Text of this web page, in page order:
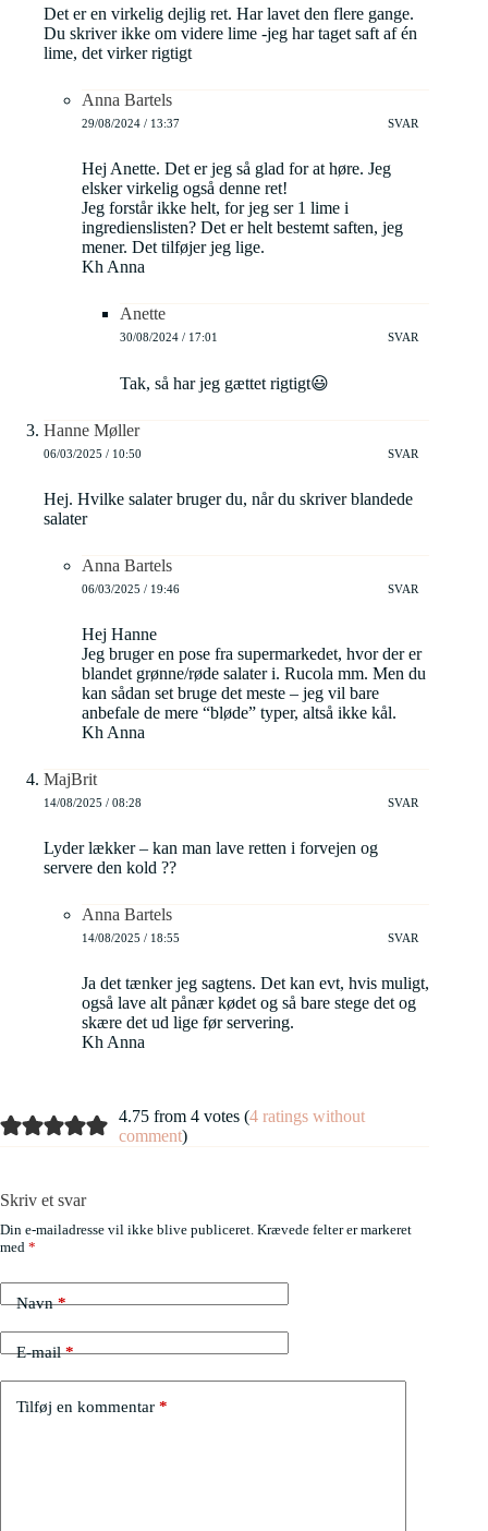
Det er en virkelig dejlig ret. Har lavet den flere gange.
Du skriver ikke om videre lime -jeg har taget saft af én
lime, det virker rigtigt
Anna Bartels
29/08/2024 / 13:37 SVAR
Hej Anette. Det er jeg så glad for at høre. Jeg
elsker virkelig også denne ret!
Jeg forstår ikke helt, for jeg ser 1 lime i
ingredienslisten? Det er helt bestemt saften, jeg
mener. Det tilføjer jeg lige.
Kh Anna
Anette
30/08/2024 / 17:01 SVAR
Tak, så har jeg gættet rigtigt😃
Hanne Møller
06/03/2025 / 10:50 SVAR
Hej. Hvilke salater bruger du, når du skriver blandede
salater
Anna Bartels
06/03/2025 / 19:46 SVAR
Hej Hanne
Jeg bruger en pose fra supermarkedet, hvor der er
blandet grønne/røde salater i. Rucola mm. Men du
kan sådan set bruge det meste – jeg vil bare
anbefale de mere “bløde” typer, altså ikke kål.
Kh Anna
MajBrit
14/08/2025 / 08:28 SVAR
Lyder lækker – kan man lave retten i forvejen og
servere den kold ??
Anna Bartels
14/08/2025 / 18:55 SVAR
Ja det tænker jeg sagtens. Det kan evt, hvis muligt,
også lave alt pånær kødet og så bare stege det og
skære det ud lige før servering.
Kh Anna
4.75 from 4 votes (4 ratings without
comment)
Skriv et svar
Din e-mailadresse vil ikke blive publiceret. Krævede felter er markeret
med *
Navn*
E-mail*
Tilføj en kommentar *